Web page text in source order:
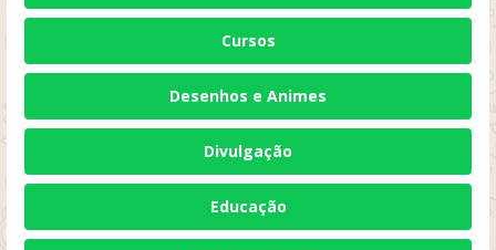
Cursos
Desenhos e Animes
Divulgação
Educação